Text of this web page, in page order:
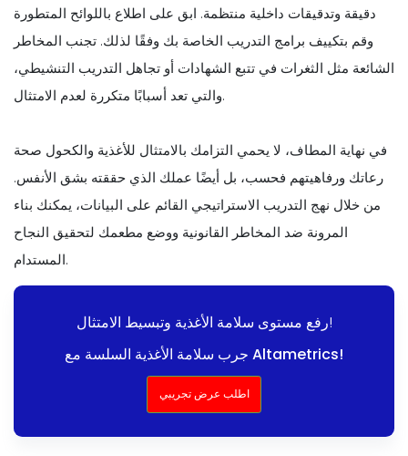
دقيقة وتدقيقات داخلية منتظمة. ابق على اطلاع باللوائح المتطورة
وقم بتكييف برامج التدريب الخاصة بك وفقًا لذلك. تجنب المخاطر
الشائعة مثل الثغرات في تتبع الشهادات أو تجاهل التدريب التنشيطي،
والتي تعد أسبابًا متكررة لعدم الامتثال.
في نهاية المطاف، لا يحمي التزامك بالامتثال للأغذية والكحول صحة
رعاتك ورفاهيتهم فحسب، بل أيضًا عملك الذي حققته بشق الأنفس.
من خلال نهج التدريب الاستراتيجي القائم على البيانات، يمكنك بناء
المرونة ضد المخاطر القانونية ووضع مطعمك لتحقيق النجاح
المستدام.
رفع مستوى سلامة الأغذية وتبسيط الامتثال!
جرب سلامة الأغذية السلسة مع Altametrics!
اطلب عرض تجريبي